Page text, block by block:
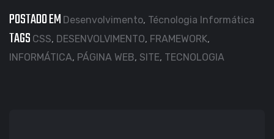
POSTADO EM Desenvolvimento, Técnologia Informática
TAGS CSS, DESENVOLVIMENTO, FRAMEWORK,
INFORMÁTICA, PÁGINA WEB, SITE, TECNOLOGIA